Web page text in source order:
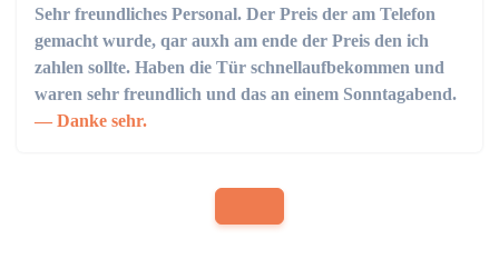
Sehr freundliches Personal. Der Preis der am Telefon
gemacht wurde, qar auxh am ende der Preis den ich
zahlen sollte. Haben die Tür schnellaufbekommen und
waren sehr freundlich und das an einem Sonntagabend.
Danke sehr.